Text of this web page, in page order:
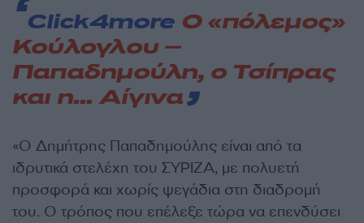
Click4more Ο «πόλεμος»
Κούλογλου –
Παπαδημούλη, ο Τσίπρας
και η… Αίγινα
«Ο Δημήτρης Παπαδημούλης είναι από τα
ιδρυτικά στελέχη του ΣΥΡΙΖΑ, με πολυετή
προσφορά και χωρίς ψεγάδια στη διαδρομή
του. Ο τρόπος που επέλεξε τώρα να επενδύσει